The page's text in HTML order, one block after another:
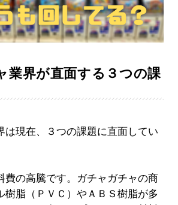
業界が直面する３つの課
は現在、３つの課題に直面してい
費の高騰です。ガチャガチャの商
樹脂（ＰＶＣ）やＡＢＳ樹脂が多